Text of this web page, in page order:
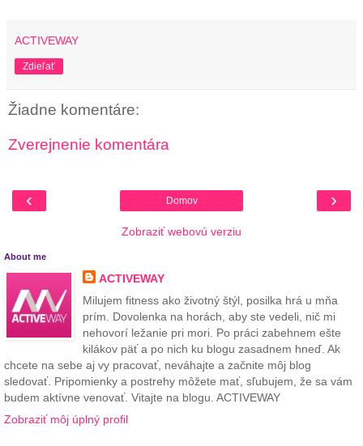
ACTIVEWAY
Zdieľať
Žiadne komentáre:
Zverejnenie komentára
‹ ›
Domov
Zobraziť webovú verziu
About me
ACTIVEWAY
Milujem fitness ako životný štýl, posilka hrá u mňa
prím. Dovolenka na horách, aby ste vedeli, nič mi
nehovorí ležanie pri mori. Po práci zabehnem ešte
kilákov päť a po nich ku blogu zasadnem hneď. Ak
chcete na sebe aj vy pracovať, neváhajte a začnite môj blog
sledovať. Pripomienky a postrehy môžete mať, sľubujem, že sa vám
budem aktívne venovať. Vitajte na blogu. ACTIVEWAY
Zobraziť môj úplný profil